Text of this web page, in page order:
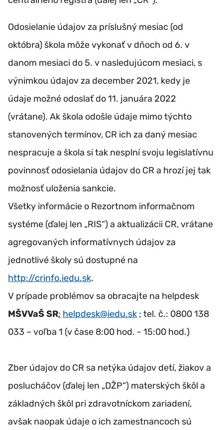
Odosielanie údajov za príslušný mesiac (od
októbra) škola môže vykonať v dňoch od 6. v
danom mesiaci do 5. v nasledujúcom mesiaci, s
výnimkou údajov za december 2021, kedy je
údaje možné odoslať do 11. januára 2022
(vrátane). Ak škola odošle údaje mimo týchto
stanovených termínov, CR ich za daný mesiac
nespracuje a škola si tak nesplní svoju legislatívnu
povinnosť odosielania údajov do CR a hrozí jej tak
možnosť uloženia sankcie.
Všetky informácie o Rezortnom informačnom
systéme (ďalej len „RIS“) a aktualizácii CR, vrátane
agregovaných informatívnych údajov za
jednotlivé školy sú dostupné na
http://crinfo.iedu.sk.
V prípade problémov sa obracajte na helpdesk
MŠVVaŠ SR: helpdesk@iedu.sk ; tel. č.: 0800 138
033 – voľba 1 (v čase 8:00 hod. - 15:00 hod.)
Zber údajov do CR sa netýka údajov detí, žiakov a
poslucháčov (ďalej len „DŽP“) materských škôl a
základných škôl pri zdravotníckom zariadení,
avšak naopak údaje o ich zamestnancoch sú